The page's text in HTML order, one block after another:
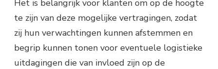
Het is belangrijk voor klanten om op de hoogte
te zijn van deze mogelijke vertragingen, zodat
zij hun verwachtingen kunnen afstemmen en
begrip kunnen tonen voor eventuele logistieke
uitdagingen die van invloed zijn op de